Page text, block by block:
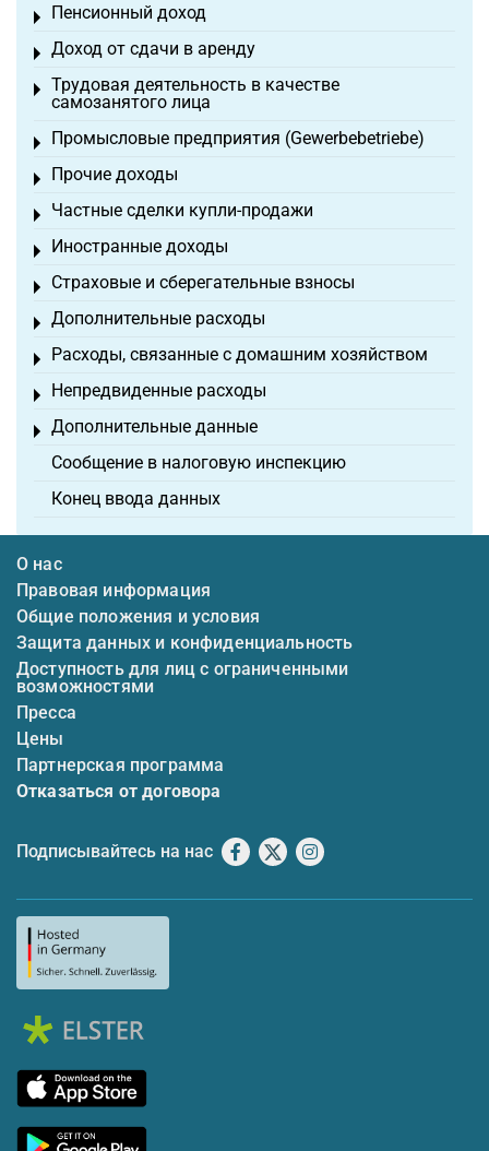
Пенсионный доход
Toggle menu
Доход от сдачи в аренду
Toggle menu
Трудовая деятельность в качестве
самозанятого лица
Toggle menu
Промысловые предприятия (Gewerbebetriebe)
Toggle menu
Прочие доходы
Toggle menu
Частные сделки купли-продажи
Toggle menu
Иностранные доходы
Toggle menu
Страховые и сберегательные взносы
Toggle menu
Дополнительные расходы
Toggle menu
Расходы, связанные с домашним хозяйством
Toggle menu
Непредвиденные расходы
Toggle menu
Дополнительные данные
Toggle menu
Сообщение в налоговую инспекцию
Конец ввода данных
О нас
Правовая информация
Общие положения и условия
Защита данных и конфиденциальность
Доступность для лиц с ограниченными
возможностями
Пресса
Цены
Партнерская программа
Отказаться от договора
Подписывайтесь на нас Facebook
X Instagram